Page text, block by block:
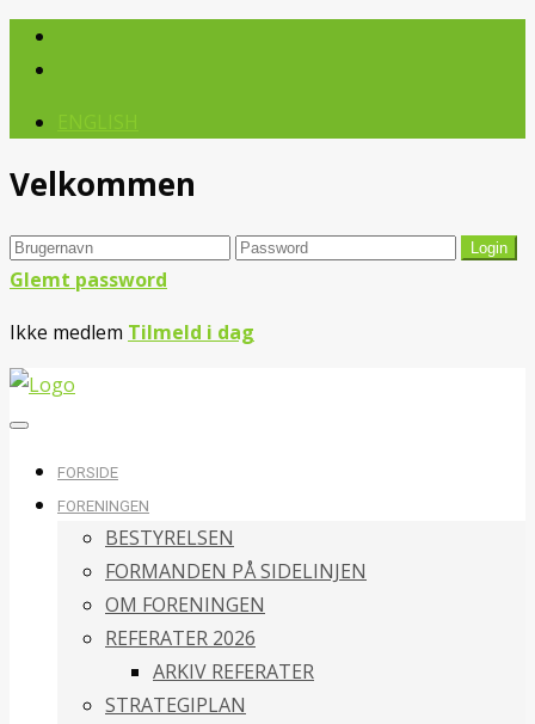
Velkommen
Glemt password
Ikke medlem Tilmeld i dag
FORSIDE
FORENINGEN
BESTYRELSEN
FORMANDEN PÅ SIDELINJEN
OM FORENINGEN
REFERATER 2026
ARKIV REFERATER
STRATEGIPLAN